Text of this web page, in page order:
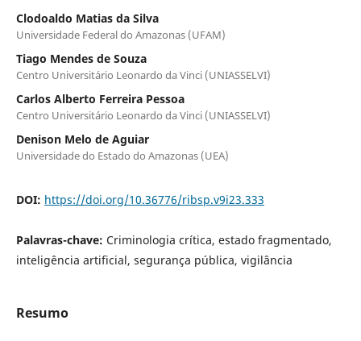
Clodoaldo Matias da Silva
Universidade Federal do Amazonas (UFAM)
Tiago Mendes de Souza
Centro Universitário Leonardo da Vinci (UNIASSELVI)
Carlos Alberto Ferreira Pessoa
Centro Universitário Leonardo da Vinci (UNIASSELVI)
Denison Melo de Aguiar
Universidade do Estado do Amazonas (UEA)
DOI: https://doi.org/10.36776/ribsp.v9i23.333
Palavras-chave: Criminologia crítica, estado fragmentado,
inteligência artificial, segurança pública, vigilância
Resumo